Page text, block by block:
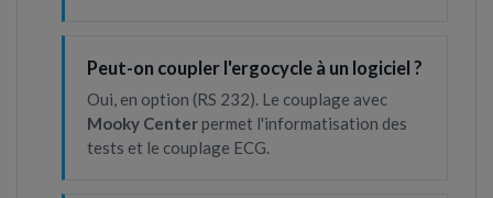
Peut-on coupler l'ergocycle à un logiciel ?
Oui, en option (RS 232). Le couplage avec
Mooky Centerpermet l'informatisation des
tests et le couplage ECG.